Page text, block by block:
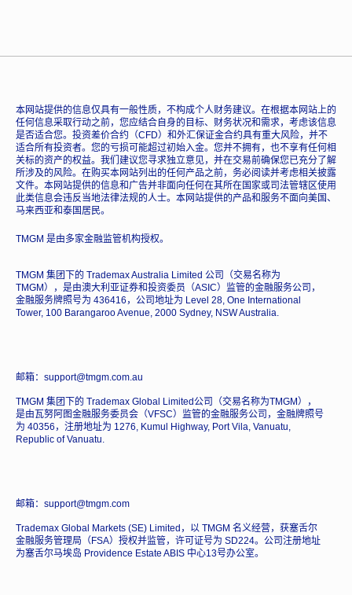
本网站提供的信息仅具有一般性质，不构成个人财务建议。在根据本网站上的
任何信息采取行动之前，您应结合自身的目标、财务状况和需求，考虑该信息
是否适合您。投资差价合约（CFD）和外汇保证金合约具有重大风险，并不
适合所有投资者。您的亏损可能超过初始入金。您并不拥有，也不享有任何相
关标的资产的权益。我们建议您寻求独立意见，并在交易前确保您已充分了解
所涉及的风险。在购买本网站列出的任何产品之前，务必阅读并考虑相关披露
文件。本网站提供的信息和广告并非面向任何在其所在国家或司法管辖区使用
此类信息会违反当地法律法规的人士。本网站提供的产品和服务不面向美国、
马来西亚和泰国居民。
TMGM 是由多家金融监管机构授权。
TMGM 集团下的 Trademax Australia Limited 公司（交易名称为
TMGM），是由澳大利亚证券和投资委员（ASIC）监管的金融服务公司，
金融服务牌照号为 436416，公司地址为 Level 28, One International
Tower, 100 Barangaroo Avenue, 2000 Sydney, NSW Australia.
邮箱：support@tmgm.com.au
TMGM 集团下的 Trademax Global Limited公司（交易名称为TMGM），
是由瓦努阿图金融服务委员会（VFSC）监管的金融服务公司，金融牌照号
为 40356，注册地址为 1276, Kumul Highway, Port Vila, Vanuatu,
Republic of Vanuatu.
邮箱：support@tmgm.com
Trademax Global Markets (SE) Limited，以 TMGM 名义经营，获塞舌尔
金融服务管理局（FSA）授权并监管，许可证号为 SD224。公司注册地址
为塞舌尔马埃岛 Providence Estate ABIS 中心13号办公室。